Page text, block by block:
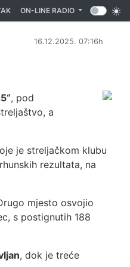
(CURRENT)
ON-LINE RADIO
16.12.2025. 07:16h
, pod
a
je streljačkom klubu
rezultata, na
mjesto osvojio
s postignutih 188
, dok je treće